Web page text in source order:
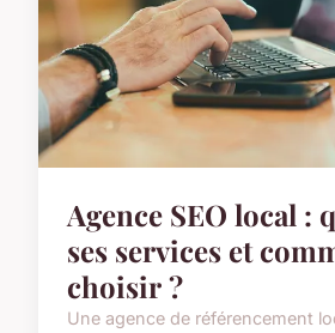
Agence SEO local :
ses services et
choisir ?
Une agence de référencement